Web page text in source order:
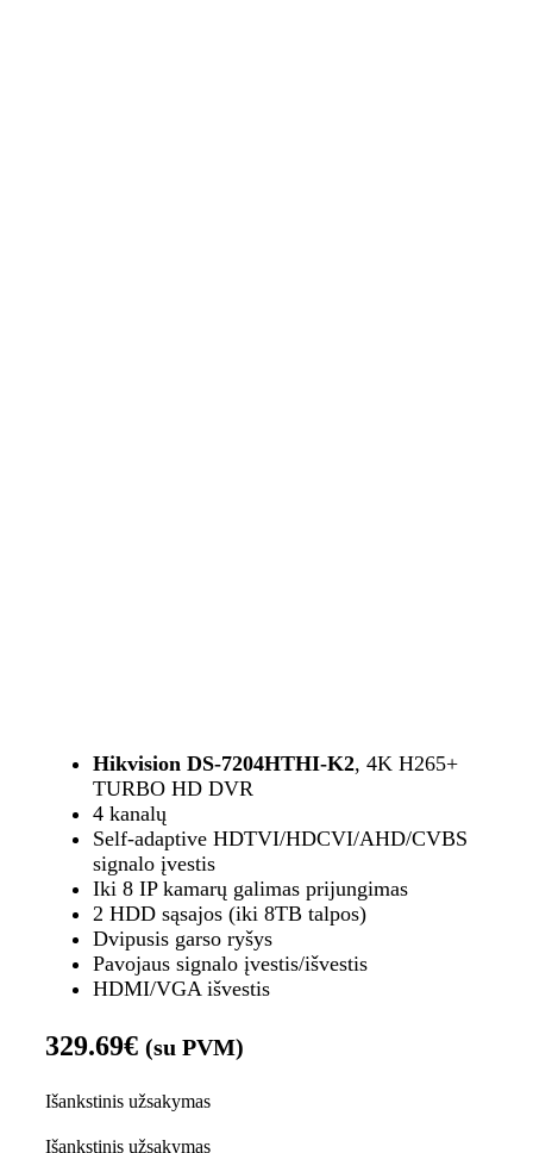
Hikvision DS-7204HTHI-K2, 4K H265+
TURBO HD DVR
4 kanalų
Self-adaptive HDTVI/HDCVI/AHD/CVBS
signalo įvestis
Iki 8 IP kamarų galimas prijungimas
2 HDD sąsajos (iki 8TB talpos)
Dvipusis garso ryšys
Pavojaus signalo įvestis/išvestis
HDMI/VGA išvestis
329.69€ (su PVM)
Išankstinis užsakymas
Išankstinis užsakymas